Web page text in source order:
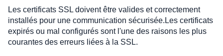
Les certificats SSL doivent être valides et correctement
installés pour une communication sécurisée.Les certificats
expirés ou mal configurés sont l'une des raisons les plus
courantes des erreurs liées à la SSL.